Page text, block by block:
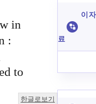
in
:
to
한글로보기
이
료